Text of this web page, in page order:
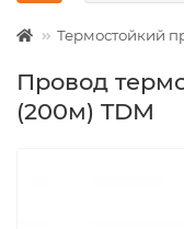
Термостойкий
Провод
(200м) TDM